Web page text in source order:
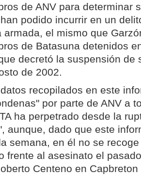
de ANV para determinar
podido incurrir en un
armada, el mismo que
de Batasuna detenidos
decretó la suspensión de
de 2002.
recopilados en este
por parte de ANV a
ha perpetrado desde la
aunque, dado que este
semana, en él no se
frente al asesinato el
Centeno en